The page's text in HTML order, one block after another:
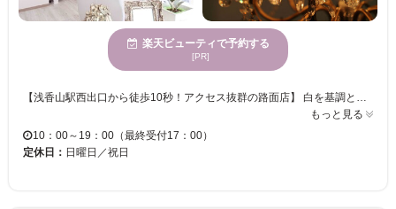
楽天ビューティで予約する
[PR]
もっと見る
10：00～19：00（最終受付17：00）
定休日： 日曜日／祝日